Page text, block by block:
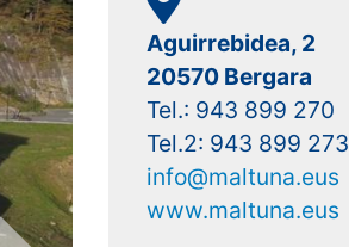
Aguirrebidea, 2
20570 Bergara
Tel.: 943 899 270
Tel.2: 943 899 273
info@maltuna.eus
www.maltuna.eus